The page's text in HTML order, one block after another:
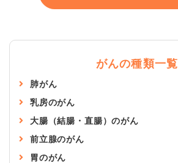
がんの種類一覧
肺がん
乳房のがん
大腸（結腸・直腸）のがん
前立腺のがん
胃のがん